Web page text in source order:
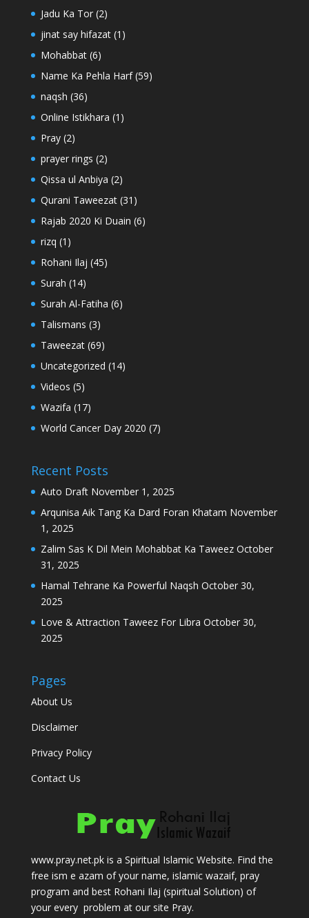
Jadu Ka Tor(2)
jinat say hifazat(1)
Mohabbat(6)
Name Ka Pehla Harf(59)
naqsh (36)
Online Istikhara (1)
Pray(2)
prayer rings (2)
Qissa ul Anbiya (2)
Qurani Taweezat(31)
Rajab 2020 Ki Duain (6)
rizq (1)
Rohani Ilaj (45)
Surah (14)
Surah Al-Fatiha (6)
Talismans (3)
Taweezat(69)
Uncategorized (14)
Videos (5)
Wazifa (17)
World Cancer Day 2020 (7)
Recent Posts
Auto Draft November 1, 2025
Arqunisa Aik Tang Ka Dard Foran Khatam November
1, 2025
Zalim Sas K Dil Mein Mohabbat Ka Taweez October
31, 2025
Hamal Tehrane Ka Powerful Naqsh October 30,
2025
Love & Attraction Taweez For Libra October 30,
2025
Pages
About Us
Disclaimer
Privacy Policy
Contact Us
www.pray.net.pk is a Spiritual Islamic Website. Find the
free ism e azam of your name, islamic wazaif, pray
program and best Rohani Ilaj (spiritual Solution) of
your every problem at our site Pray.